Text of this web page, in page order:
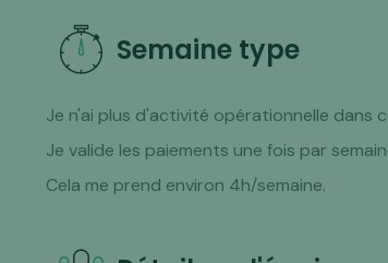
Semaine type
Je n'ai plus d'activité opérationnelle dans
Je valide les paiements une fois par
Cela me prend environ 4h/semaine.